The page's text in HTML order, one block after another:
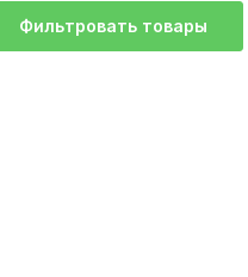
Фильтровать товары